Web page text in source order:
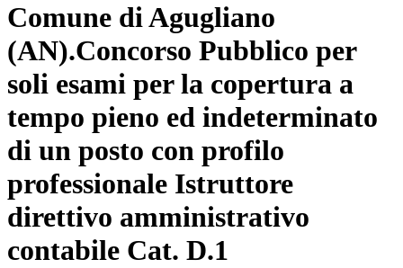
Comune di Agugliano
(AN).Concorso Pubblico per
soli esami per la copertura a
tempo pieno ed indeterminato
di un posto con profilo
professionale Istruttore
direttivo amministrativo
contabile Cat. D.1